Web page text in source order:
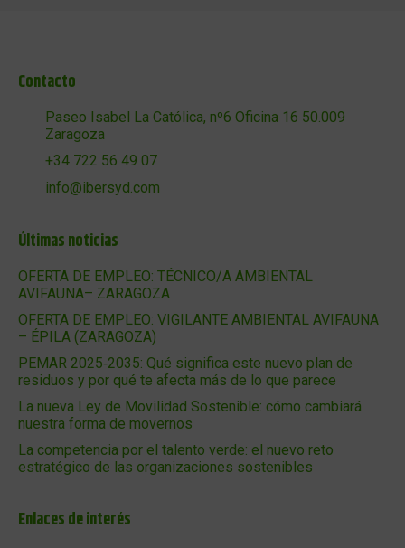
Contacto
Paseo Isabel La Católica, nº6 Oficina 16 50.009
Zaragoza
+34 722 56 49 07
info@ibersyd.com
Últimas noticias
OFERTA DE EMPLEO: TÉCNICO/A AMBIENTAL
AVIFAUNA– ZARAGOZA
OFERTA DE EMPLEO: VIGILANTE AMBIENTAL AVIFAUNA
– ÉPILA (ZARAGOZA)
PEMAR 2025‑2035: Qué significa este nuevo plan de
residuos y por qué te afecta más de lo que parece
La nueva Ley de Movilidad Sostenible: cómo cambiará
nuestra forma de movernos
La competencia por el talento verde: el nuevo reto
estratégico de las organizaciones sostenibles
Enlaces de interés